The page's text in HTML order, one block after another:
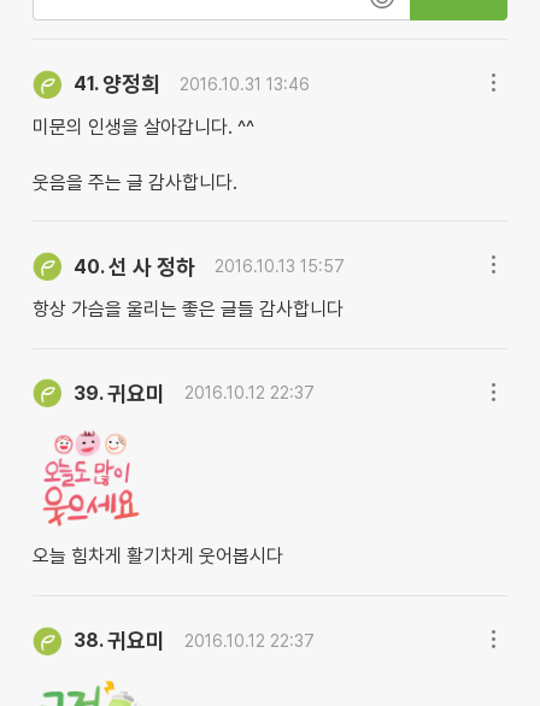
41.양정희 2016.10.31 13:46
미문의 인생을 살아갑니다. ^^
웃음을 주는 글 감사합니다.
40.선 사 정하 2016.10.13 15:57
항상 가슴을 울리는 좋은 글들 감사합니다
39.귀요미 2016.10.12 22:37
오늘 힘차게 활기차게 웃어봅시다
38.귀요미 2016.10.12 22:37